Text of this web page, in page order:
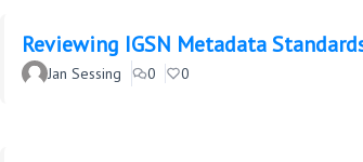
Reviewing IGSN Metadata
Jan Sessing 0 0